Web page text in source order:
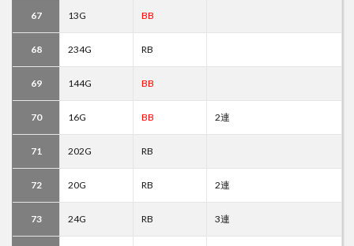
67 13G BB
68 234G RB
69 144G BB
70 16G BB 2連
71 202G RB
72 20G RB 2連
73 24G RB 3連